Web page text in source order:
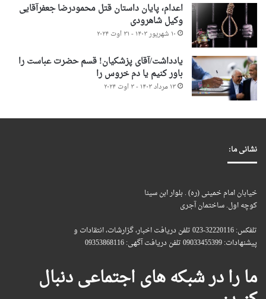
اعدام، پایان داستان قتل محمودرضا جعفرآقایی
وکیل شاهرودی
۱۰ شهریور ۱۴۰۳ - ۳۱ اوت ۲۰۲۴
یادداشت/آقای پزشکیان! قسم حضرت عباست را
باور کنیم یا دم خروس را
۱۳ مرداد ۱۴۰۳ - ۳ اوت ۲۰۲۴
نشانی ما:
خیابان امام خمینی (ره) . بلوار ابن سینا
کوچه اول. ساختمان آجری
تلفکس: 32220116-023 تلفن دریافت اخبار، گزارشات، انتقادات و
پیشنهادات: 09033455399 تلفن دریافت آگهی: 09353868116
ما را در شبکه های اجتماعی دنبال